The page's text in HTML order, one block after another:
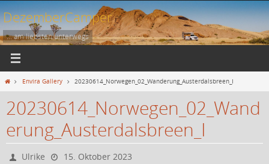
Zum
Inhalt
springen
DezemberCamper
... am liebsten unterwegs
StartEnvira Gallery 20230614_Norwegen_02_Wanderung_Austerdalsbreen_I
20230614_Norwegen_02_Wand
erung_Austerdalsbreen_I
Ulrike 15. Oktober 2023